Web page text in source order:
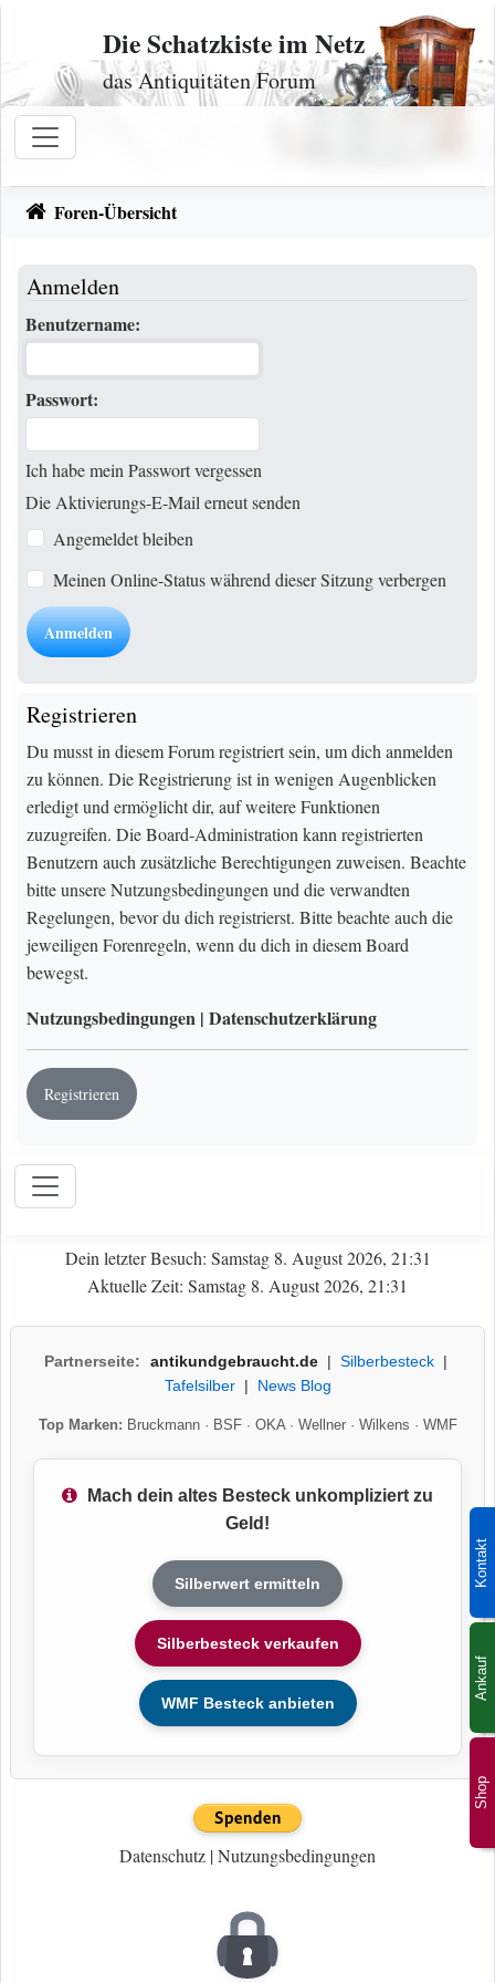
Shop
Kontakt
Ankauf
Zum Inhalt
Die Schatzkiste im Netz
das Antiquitäten Forum
Foren-Übersicht
Anmelden
Benutzername:
Passwort:
Ich habe mein Passwort vergessen
Die Aktivierungs-E-Mail erneut senden
Angemeldet bleiben
Meinen Online-Status während dieser Sitzung verbergen
Registrieren
Du musst in diesem Forum registriert sein, um dich anmelden
zu können. Die Registrierung ist in wenigen Augenblicken
erledigt und ermöglicht dir, auf weitere Funktionen
zuzugreifen. Die Board-Administration kann registrierten
Benutzern auch zusätzliche Berechtigungen zuweisen. Beachte
bitte unsere Nutzungsbedingungen und die verwandten
Regelungen, bevor du dich registrierst. Bitte beachte auch die
jeweiligen Forenregeln, wenn du dich in diesem Board
bewegst.
Nutzungsbedingungen | Datenschutzerklärung
Registrieren
Dein letzter Besuch: Samstag 8. August 2026, 21:31
Aktuelle Zeit: Samstag 8. August 2026, 21:31
Partnerseite: antikundgebraucht.de| Silberbesteck|
Tafelsilber| News Blog
Top Marken: Bruckmann· BSF· OKA· Wellner· Wilkens · WMF
Mach dein altes Besteck unkompliziert zu
Geld!
Silberwert ermitteln
Silberbesteck verkaufen
WMF Besteck anbieten
Datenschutz |Nutzungsbedingungen